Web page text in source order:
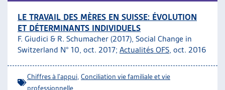
LE TRAVAIL DES MÈRES EN SUISSE: ÉVOLUTION
ET DÉTERMINANTS INDIVIDUELS
F. Giudici & R. Schumacher (2017), Social Change in
Switzerland N° 10, oct. 2017; Actualités OFS, oct. 2016
Chiffres à l'appui Conciliation vie familiale et vie
professionnelle